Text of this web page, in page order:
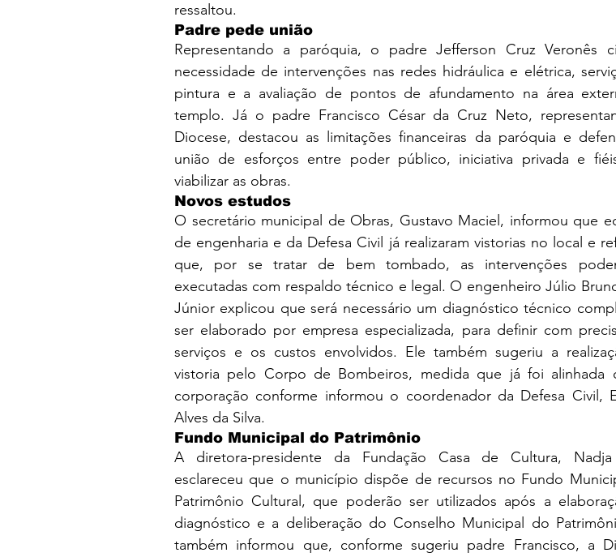
ressaltou.
Padre pede união
Representando a paróquia, o padre Jefferson Cruz Veronês
necessidade de intervenções nas redes hidráulica e elétrica,
pintura e a avaliação de pontos de afundamento na área
templo. Já o padre Francisco César da Cruz Neto,
Diocese, destacou as limitações financeiras da paróquia e
união de esforços entre poder público, iniciativa privada e
viabilizar as obras.
Novos estudos
O secretário municipal de Obras, Gustavo Maciel, informou que
de engenharia e da Defesa Civil já realizaram vistorias no local e
que, por se tratar de bem tombado, as intervenções
executadas com respaldo técnico e legal. O engenheiro Júlio
Júnior explicou que será necessário um diagnóstico técnico
ser elaborado por empresa especializada, para definir com
serviços e os custos envolvidos. Ele também sugeriu a
vistoria pelo Corpo de Bombeiros, medida que já foi alinhada
corporação conforme informou o coordenador da Defesa Civil,
Alves da Silva.
Fundo Municipal do Patrimônio
A diretora-presidente da Fundação Casa de Cultura,
esclareceu que o município dispõe de recursos no Fundo
Patrimônio Cultural, que poderão ser utilizados após a
diagnóstico e a deliberação do Conselho Municipal do
também informou que, conforme sugeriu padre Francisco, a